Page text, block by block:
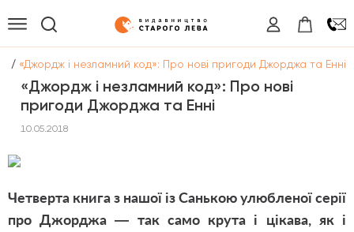
/ «Джордж і незламний код»: Про нові пригоди Джорджа та Енні
«Джордж і незламний код»: Про нові
пригоди Джорджа та Енні
10.05.2018
Четверта книга з нашої із Санькою улюбленої серії
про Джорджа — так само крута і цікава, як і